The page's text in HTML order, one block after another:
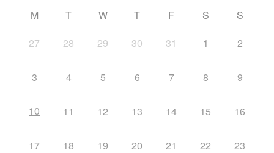
M T W T F S
S
27
28 29 30 31 1 2
3 4 5 6 7 8 9
10 11 12 13 14 15 16
17 18 19 20 21 22 23